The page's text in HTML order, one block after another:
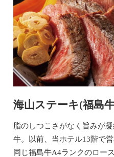
海山ステーキ(福島
脂のしつこさがなく旨みが
牛。以前、当ホテル13階で
同じ福島牛A4ランクのロー